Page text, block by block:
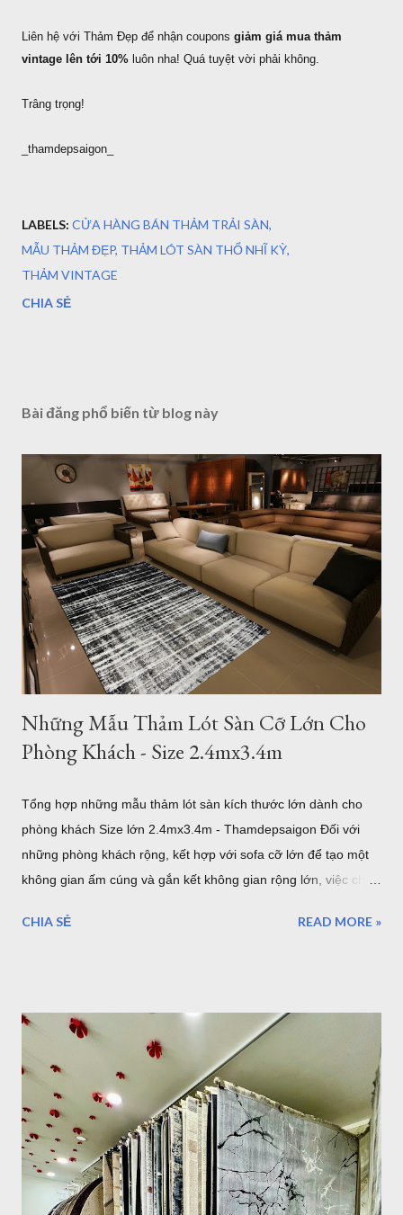
Liên hệ với Thảm Đẹp để nhận coupons giảm giá mua thảm
vintage lên tới 10% luôn nha! Quá tuyệt vời phải không.
Trâng trọng!
_thamdepsaigon_
LABELS: CỬA HÀNG BÁN THẢM TRẢI SÀN
MẪU THẢM ĐẸP THẢM LÓT SÀN THỔ NHĨ KỲ
THẢM VINTAGE
CHIA SẺ
Bài đăng phổ biến từ blog này
Những Mẫu Thảm Lót Sàn Cỡ Lớn Cho
Phòng Khách - Size 2.4mx3.4m
Tổng hợp những mẫu thảm lót sàn kích thước lớn dành cho
phòng khách Size lớn 2.4mx3.4m - Thamdepsaigon Đối với
những phòng khách rộng, kết hợp với sofa cỡ lớn để tạo một
không gian ấm cúng và gắn kết không gian rộng lớn, việc chọn
chiều dài 3.4m sẽ làm cho những thiết bị nội thất liền mạch,
kinh tế. Chính vì vậy, việc lựa chọn những bộ Thảm trải sàn -
Thảm lót sàn cho ghế sofa có kích thước lớn cho phòng khách
rộng. Đòi hỏi phải mang lại vẻ đẹp cho căn phòng, còn một
điều hết sức quan trọng đó chính là mang lại đẳng cấp thật sự
của chủ nhân. Mẫu thảm lót sàn cỡ lớn cho phòng khách
phòng ăn - Thảm Lông Xù -Thổ Nhĩ Kỳ kích thước 2,4mx3,4m
Mẫu thảm sofa phòng khách lớn mã F0003 . Xám trắng trọng
lượng trung bình hơn 3,2kg/m2, như vậy với kíc...
CHIA SẺ READ MORE »